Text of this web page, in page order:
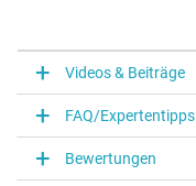
Videos & Beiträge
FAQ/Expertentipps
Bewertungen